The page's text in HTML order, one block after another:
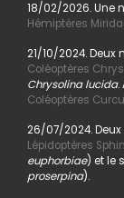
18/02/2026. Une
Hémiptères
21/10/2024.
Coléoptères
Chrysolina lucida.
Coléoptères
26/07/2024.
Lépidoptères
euphorbiae) et le
proserpina).